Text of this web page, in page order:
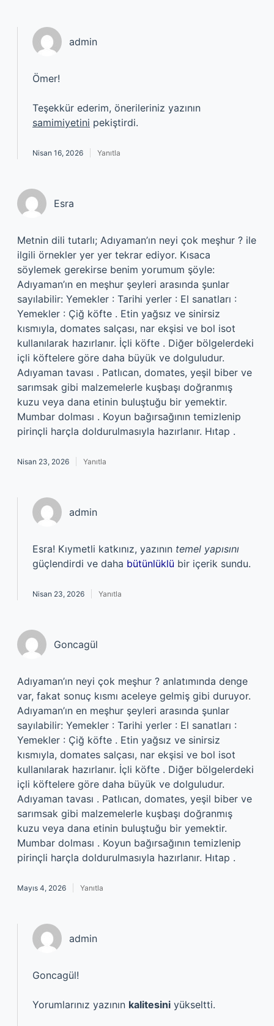
admin
Ömer!
Teşekkür ederim, önerileriniz yazının
samimiyetini pekiştirdi.
Nisan 16, 2026 Yanıtla
Esra
Metnin dili tutarlı; Adıyaman’ın neyi çok meşhur ? ile
ilgili örnekler yer yer tekrar ediyor. Kısaca
söylemek gerekirse benim yorumum şöyle:
Adıyaman’ın en meşhur şeyleri arasında şunlar
sayılabilir: Yemekler : Tarihi yerler : El sanatları :
Yemekler : Çiğ köfte . Etin yağsız ve sinirsiz
kısmıyla, domates salçası, nar ekşisi ve bol isot
kullanılarak hazırlanır. İçli köfte . Diğer bölgelerdeki
içli köftelere göre daha büyük ve dolguludur.
Adıyaman tavası . Patlıcan, domates, yeşil biber ve
sarımsak gibi malzemelerle kuşbaşı doğranmış
kuzu veya dana etinin buluştuğu bir yemektir.
Mumbar dolması . Koyun bağırsağının temizlenip
pirinçli harçla doldurulmasıyla hazırlanır. Hıtap .
Nisan 23, 2026 Yanıtla
admin
Esra! Kıymetli katkınız, yazının temel yapısını
güçlendirdi ve daha bütünlüklü bir içerik sundu.
Nisan 23, 2026 Yanıtla
Goncagül
Adıyaman’ın neyi çok meşhur ? anlatımında denge
var, fakat sonuç kısmı aceleye gelmiş gibi duruyor.
Adıyaman’ın en meşhur şeyleri arasında şunlar
sayılabilir: Yemekler : Tarihi yerler : El sanatları :
Yemekler : Çiğ köfte . Etin yağsız ve sinirsiz
kısmıyla, domates salçası, nar ekşisi ve bol isot
kullanılarak hazırlanır. İçli köfte . Diğer bölgelerdeki
içli köftelere göre daha büyük ve dolguludur.
Adıyaman tavası . Patlıcan, domates, yeşil biber ve
sarımsak gibi malzemelerle kuşbaşı doğranmış
kuzu veya dana etinin buluştuğu bir yemektir.
Mumbar dolması . Koyun bağırsağının temizlenip
pirinçli harçla doldurulmasıyla hazırlanır. Hıtap .
Mayıs 4, 2026 Yanıtla
admin
Goncagül!
Yorumlarınız yazının kalitesini yükseltti.